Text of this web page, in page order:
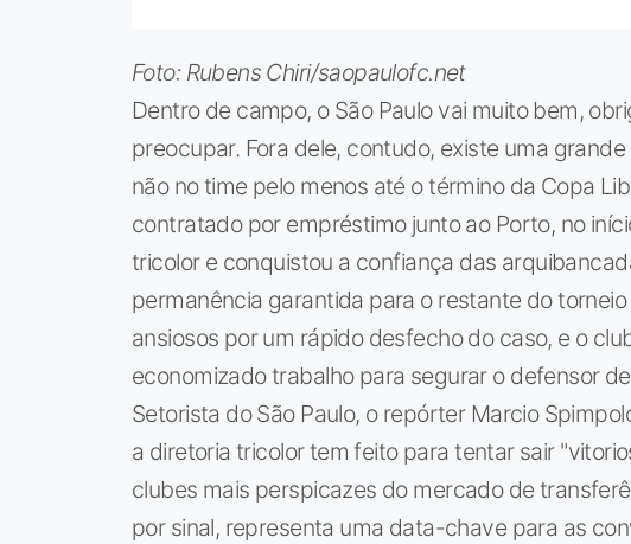
Foto: Rubens Chiri/saopaulofc.net
Dentro de campo, o São Paulo vai muito bem,
preocupar. Fora dele, contudo, existe uma
não no time pelo menos até o término da Copa
contratado por empréstimo junto ao Porto, no
tricolor e conquistou a confiança das
permanência garantida para o restante do
ansiosos por um rápido desfecho do caso, e o
economizado trabalho para segurar o defensor
Setorista do São Paulo, o repórter Marcio
a diretoria tricolor tem feito para tentar sair
clubes mais perspicazes do mercado de
por sinal, representa uma data-chave para as